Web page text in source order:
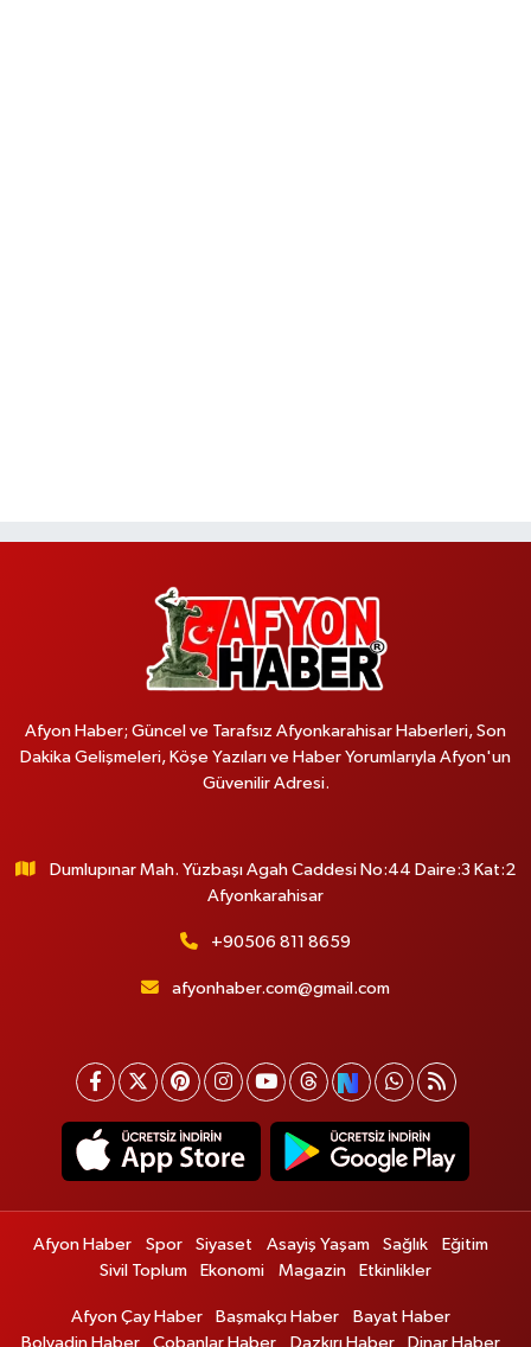
Afyon Haber; Güncel ve Tarafsız Afyonkarahisar Haberleri, Son
Dakika Gelişmeleri, Köşe Yazıları ve Haber Yorumlarıyla Afyon'un
Güvenilir Adresi.
Dumlupınar Mah. Yüzbaşı Agah Caddesi No:44 Daire:3 Kat:2
Afyonkarahisar
+90506 811 8659
afyonhaber.com@gmail.com
Afyon Haber Spor Siyaset Asayiş Yaşam Sağlık
Eğitim
Sivil Toplum
Ekonomi Magazin Etkinlikler
Afyon Çay Haber Başmakçı Haber
Bayat Haber
Bolvadin Haber
Çobanlar Haber Dazkırı Haber Dinar Haber